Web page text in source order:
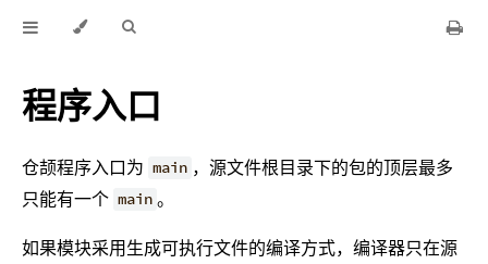
程序入口
仓颉程序入口为 main ，源文件根目录下的包的顶层最多
只能有一个 main 。
如果模块采用生成可执行文件的编译方式，编译器只在源